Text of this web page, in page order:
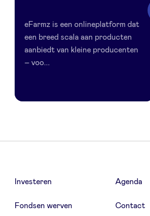
eFarmz is een onlineplatform dat
een breed scala aan producten
aanbiedt van kleine producenten
– voo...
Investeren
Fondsen werven
Agenda
Contact